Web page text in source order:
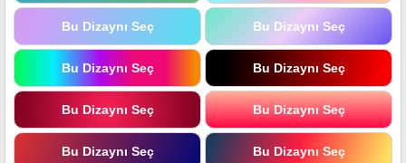
Bu Dizaynı Seç Bu Dizaynı Seç
Bu Dizaynı Seç Bu Dizaynı Seç
Bu Dizaynı Seç Bu Dizaynı Seç
Bu Dizaynı Seç Bu Dizaynı Seç